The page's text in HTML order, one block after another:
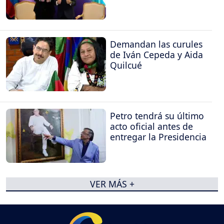
Demandan las curules
de Iván Cepeda y Aida
Quilcué
Petro tendrá su último
acto oficial antes de
entregar la Presidencia
VER MÁS +